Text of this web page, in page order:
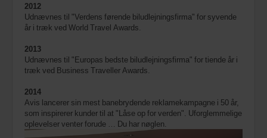
2012
Udnævnes til "Verdens førende biludlejningsfirma" for syvende
år i træk ved World Travel Awards.
2013
Udnævnes til "Europas bedste biludlejningsfirma" for tiende år i
træk ved Business Traveller Awards.
2014
Avis lancerer sin mest banebrydende reklamekampagne i 50 år,
som inspirerer kunder til at "Låse op for verden". Uforglemmelige
oplevelser venter forude … Du har nøglen.